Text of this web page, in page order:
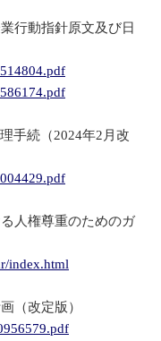
行動指針原文及び日
手続（2024年2月改
人権尊重のためのガ
index.html
（改定版）